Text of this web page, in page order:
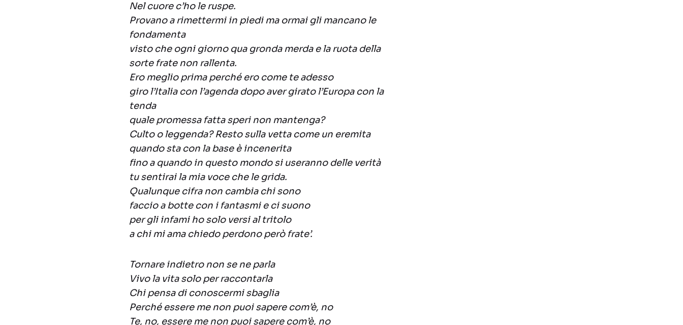
Nel cuore c’ho le ruspe.
Provano a rimettermi in piedi ma ormai gli mancano le
fondamenta
visto che ogni giorno qua gronda merda e la ruota della
sorte frate non rallenta.
Ero meglio prima perché ero come te adesso
giro l’Italia con l’agenda dopo aver girato l’Europa con la
tenda
quale promessa fatta speri non mantenga?
Culto o leggenda? Resto sulla vetta come un eremita
quando sta con la base è incenerita
fino a quando in questo mondo si useranno delle verità
tu sentirai la mia voce che le grida.
Qualunque cifra non cambia chi sono
faccio a botte con i fantasmi e ci suono
per gli infami ho solo versi al tritolo
a chi mi ama chiedo perdono però frate’.
Tornare indietro non se ne parla
Vivo la vita solo per raccontarla
Chi pensa di conoscermi sbaglia
Perché essere me non puoi sapere com’è, no
Te, no, essere me non puoi sapere com’è, no